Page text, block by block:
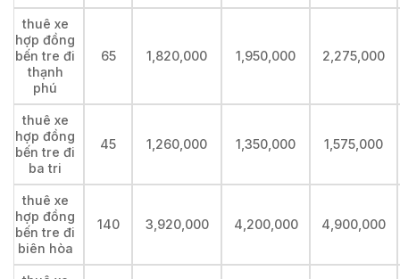
thuê xe
hợp đồng
bến tre đi
thạnh
phú
65 1,820,000 1,950,000 2,275,000
thuê xe
hợp đồng
bến tre đi
ba tri
45 1,260,000 1,350,000 1,575,000
thuê xe
hợp đồng
bến tre đi
biên hòa
140 3,920,000 4,200,000 4,900,000